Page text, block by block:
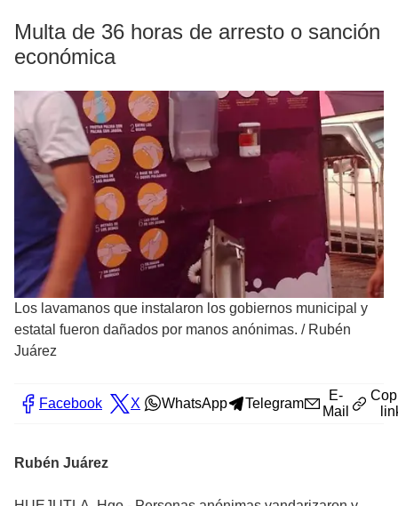
Multa de 36 horas de arresto o sanción
económica
Los lavamanos que instalaron los gobiernos municipal y
estatal fueron dañados por manos anónimas. / Rubén
Juárez
Facebook X WhatsApp Telegram
E-
Mail
Rubén Juárez